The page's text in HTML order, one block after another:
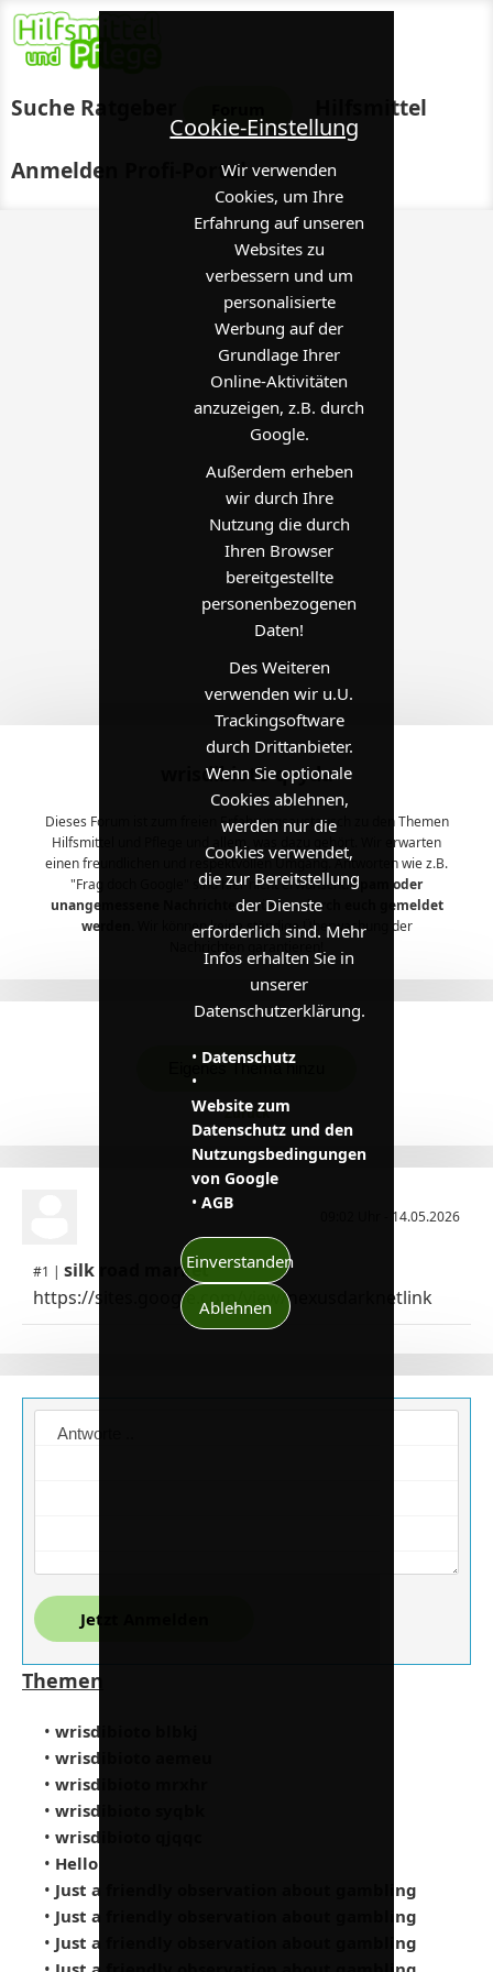
Cookie-Einstellung
Wir verwenden
Cookies, um Ihre
Erfahrung auf unseren
Websites zu
verbessern und um
personalisierte
Werbung auf der
Grundlage Ihrer
Online-Aktivitäten
anzuzeigen, z.B. durch
Google.
Außerdem erheben
wir durch Ihre
Nutzung die durch
Ihren Browser
bereitgestellte
personenbezogenen
Daten!
Des Weiteren
verwenden wir u.U.
Trackingsoftware
durch Drittanbieter.
Wenn Sie optionale
Cookies ablehnen,
werden nur die
Cookies verwendet,
die zur Bereitstellung
der Dienste
erforderlich sind. Mehr
Infos erhalten Sie in
unserer
Datenschutzerklärung.
• Datenschutz
•
Website zum
Datenschutz und den
Nutzungsbedingungen
von Google
•AGB
Einverstanden
Ablehnen
Suche Ratgeber Hilfsmittel
Anmelden Profi-Portal
wrisdibioto qvyda
Dieses Forum ist zum freien Erfahrungsaustausch zu den Themen
Hilfsmittel und Pflege und allem, was dazu gehört. Wir erwarten
einen freundlichen und respektvollen Umgang. Antworten wie z.B.
"Frag doch Google" sind hier nicht erwünscht.Spam oder
unangemessene Nachrichten müssen durch euch gemeldet
werden.
Wir können keine ständige Überwachung der
Eigenes Thema hinzu
Zurück
09:02 Uhr - 14.05.2026
#1 | silk road market
https://sites.google.com/view/nexusdarknetlink
Jetzt Anmelden
Themen
• wrisdibioto blbkj
• wrisdibioto aemeu
• wrisdibioto mrxhr
• wrisdibioto syqbk
• wrisdibioto qjqqc
• Hello
• Just a friendly observation about gambling
• Just a friendly observation about gambling
• Just a friendly observation about gambling